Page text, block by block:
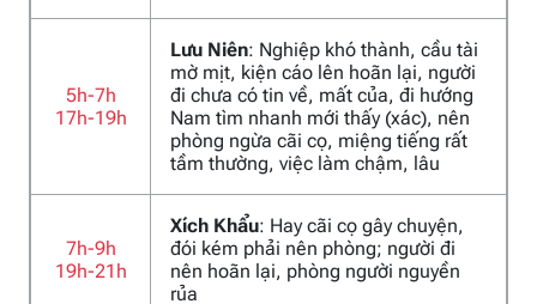
5h-7h
17h-19h
Lưu Niên: Nghiệp khó thành, cầu tài
mờ mịt, kiện cáo lên hoãn lại, người
đi chưa có tin về, mất của, đi hướng
Nam tìm nhanh mới thấy (xác), nên
phòng ngừa cãi cọ, miệng tiếng rất
tầm thường, việc làm chậm, lâu
7h-9h
19h-21h
Xích Khẩu: Hay cãi cọ gây chuyện,
đói kém phải nên phòng; người đi
nên hoãn lại, phòng người nguyền
rủa